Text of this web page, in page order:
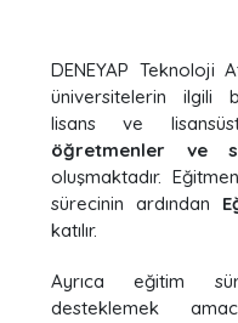
DENEYAP Teknoloji
üniversitelerin ilgili
lisans ve
öğretmenler ve
oluşmaktadır.
sürecinin ardından
katılır.
Ayrıca eğitim
desteklemek